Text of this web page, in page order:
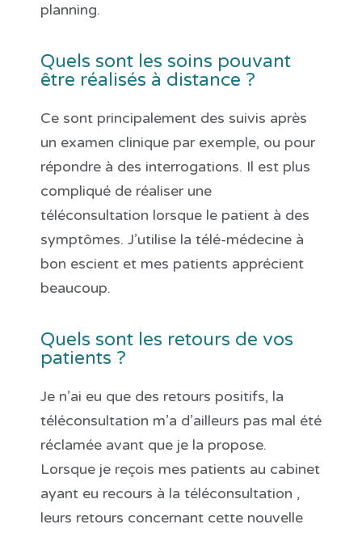
planning.
Quels sont les soins pouvant
être réalisés à distance ?
Ce sont principalement des suivis après
un examen clinique par exemple, ou pour
répondre à des interrogations. Il est plus
compliqué de réaliser une
téléconsultation lorsque le patient à des
symptômes. J’utilise la télé-médecine à
bon escient et mes patients apprécient
beaucoup.
Quels sont les retours de vos
patients ?
Je n’ai eu que des retours positifs, la
téléconsultation m’a d’ailleurs pas mal été
réclamée avant que je la propose.
Lorsque je reçois mes patients au cabinet
ayant eu recours à la téléconsultation ,
leurs retours concernant cette nouvelle